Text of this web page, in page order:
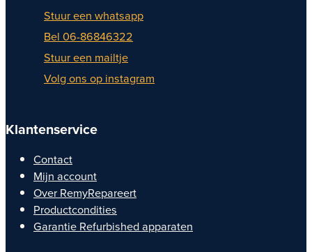
Stuur een whatsapp
Bel 06-86846322
Stuur een mailtje
Volg ons op instagram
Klantenservice
Contact
Mijn account
Over RemyRepareert
Productcondities
Garantie Refurbished apparaten